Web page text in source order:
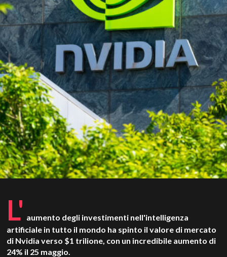
L' aumento degli investimenti nell'intelligenza
artificiale in tutto il mondo ha spinto il valore di mercato
di Nvidia verso $1 trilione, con un incredibile aumento di
24% il 25 maggio.